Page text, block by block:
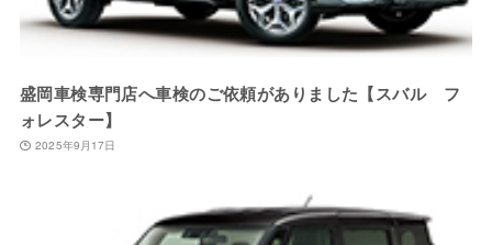
盛岡車検専門店へ車検のご依頼がありました【スバル フ
ォレスター】
2025年9月17日